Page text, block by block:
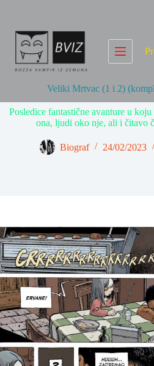
Veliki Mrtvac (1 i 2)
Posledice fantastične avanture u koju
ona, ljudi oko nje, ali i čitavo
Biograf 24/02/2023